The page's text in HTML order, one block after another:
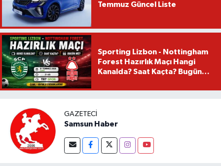
Temmuz Güncel Liste
Sporting Lizbon - Nottingham
Forest Hazırlık Maçı Hangi
Kanalda? Saat Kaçta? Bugün
GAZETECI
Samsun Haber